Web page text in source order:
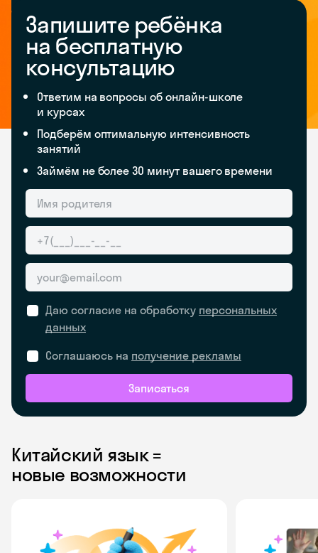
Запишите ребёнка
на бесплатную
консультацию
Ответим на вопросы об онлайн-школе
и курсах
Подберём оптимальную интенсивность
занятий
Займём не более 30 минут вашего времени
Даю согласие на обработку персональных
данных
Соглашаюсь на получение рекламы
Записаться
Китайский язык =
новые возможности